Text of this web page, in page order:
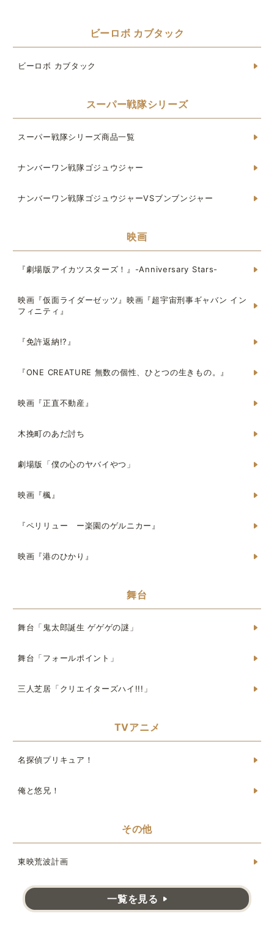
ビーロボ カブタック
ビーロボ カブタック
スーパー戦隊シリーズ
スーパー戦隊シリーズ商品一覧
ナンバーワン戦隊ゴジュウジャー
ナンバーワン戦隊ゴジュウジャーVSブンブンジャー
映画
『劇場版アイカツスターズ！』-Anniversary Stars-
映画『仮面ライダーゼッツ』映画『超宇宙刑事ギャバン イン
フィニティ』
『免許返納!?』
『ONE CREATURE 無数の個性、ひとつの生きもの。』
映画『正直不動産』
木挽町のあだ討ち
劇場版「僕の心のヤバイやつ」
映画『楓』
『ペリリュー ー楽園のゲルニカー』
映画『港のひかり』
舞台
舞台「鬼太郎誕生 ゲゲゲの謎」
舞台「フォールポイント」
三人芝居「クリエイターズハイ!!!」
TVアニメ
名探偵プリキュア！
俺と悠兄！
その他
東映荒波計画
一覧を見る